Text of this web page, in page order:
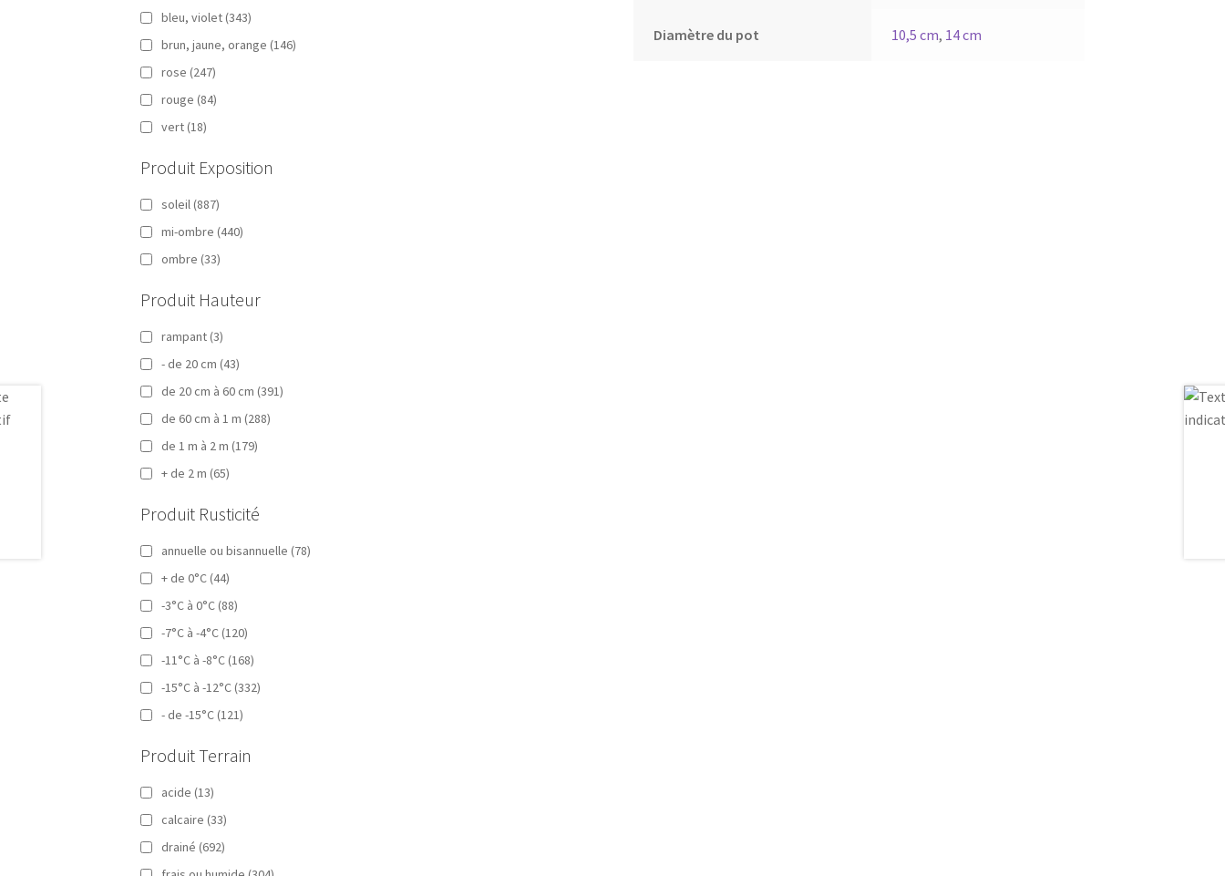
Diamètre du pot 10,5 cm, 14 cm
bleu, violet (343)
brun, jaune, orange (146)
rose (247)
rouge (84)
vert (18)
Produit Exposition
soleil (887)
mi-ombre (440)
ombre (33)
Produit Hauteur
rampant (3)
- de 20 cm (43)
de 20 cm à 60 cm (391)
de 60 cm à 1 m (288)
de 1 m à 2 m (179)
+ de 2 m (65)
Produit Rusticité
annuelle ou bisannuelle (78)
+ de 0°C (44)
-3°C à 0°C (88)
-7°C à -4°C (120)
-11°C à -8°C (168)
-15°C à -12°C (332)
- de -15°C (121)
Produit Terrain
acide (13)
calcaire (33)
drainé (692)